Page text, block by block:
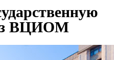
ВЦИОМ